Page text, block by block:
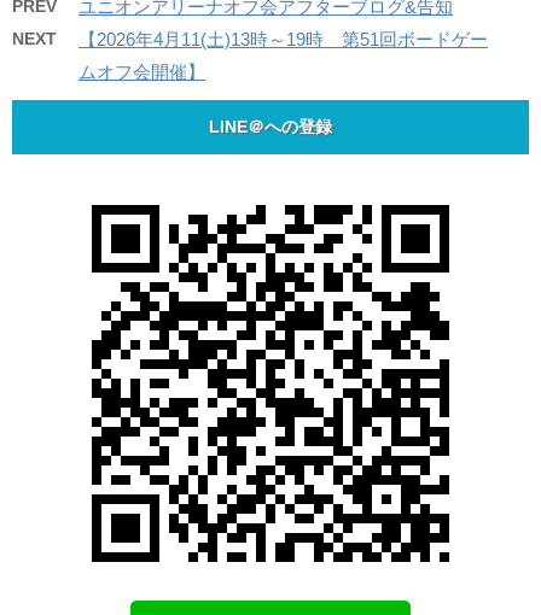
PREV ユニオンアリーナオフ会アフターブログ&告知
NEXT
【2026年4月11(土)13時～19時 第51回ボードゲー
ムオフ会開催】
LINE＠への登録